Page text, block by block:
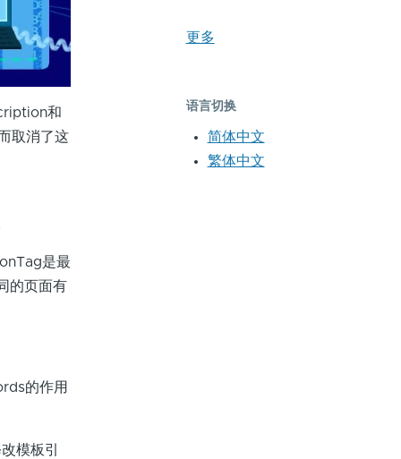
和
取消了这
是最
的页面有
的作用
模板引
更多
语言切换
简体中文
繁体中文